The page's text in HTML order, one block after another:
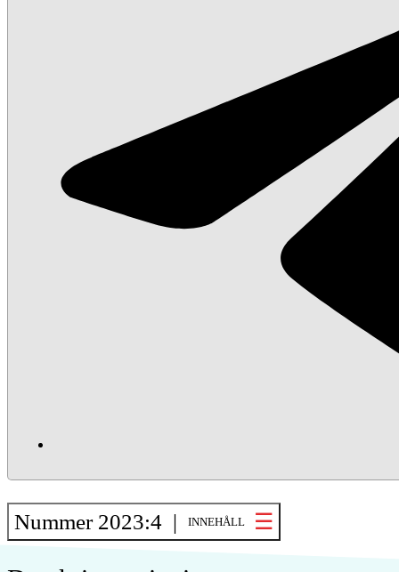
Nummer 2023:4 | INNEHÅLL